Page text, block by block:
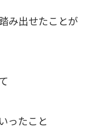
み出せたことが
ったこと